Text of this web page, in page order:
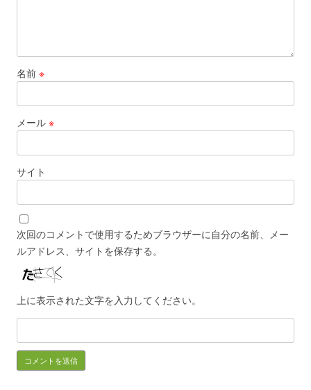
名前 ※
メール ※
サイト
次回のコメントで使用するためブラウザーに自分の名前、メー
ルアドレス、サイトを保存する。
上に表示された文字を入力してください。